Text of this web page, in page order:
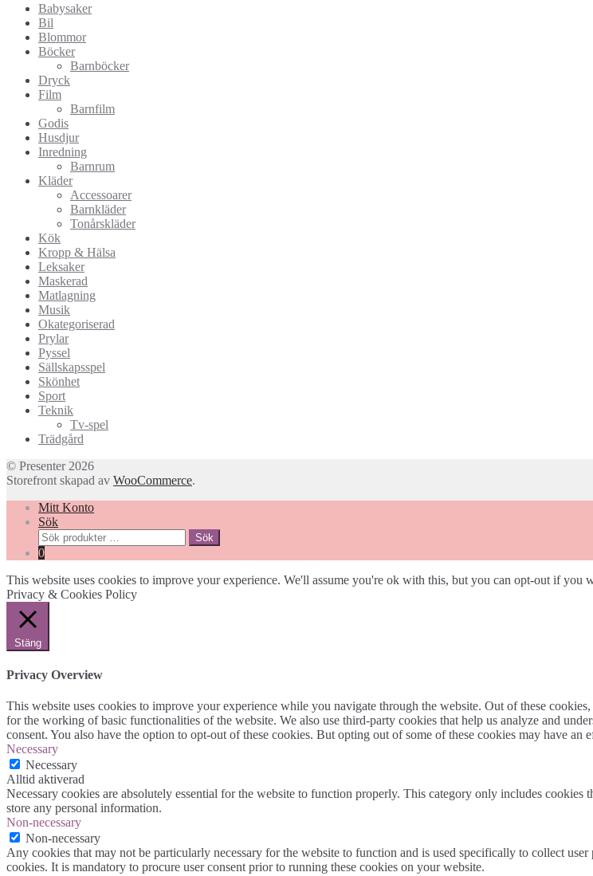
Babysaker
Bil
Blommor
Böcker
Barnböcker
Dryck
Film
Barnfilm
Godis
Husdjur
Inredning
Barnrum
Kläder
Accessoarer
Barnkläder
Tonårskläder
Kök
Kropp & Hälsa
Leksaker
Maskerad
Matlagning
Musik
Okategoriserad
Prylar
Pyssel
Sällskapsspel
Skönhet
Sport
Teknik
Tv-spel
Trädgård
© Presenter 2026
Storefront skapad av WooCommerce.
Mitt Konto
Sök
Sök
efter:
Sök
0
This website uses cookies to improve your experience. We'll assume you're ok with this, but you can opt-out if you
Privacy & Cookies Policy
Stäng
Privacy Overview
This website uses cookies to improve your experience while you navigate through the website. Out of these
for the working of basic functionalities of the website. We also use third-party cookies that help us analyze and
consent. You also have the option to opt-out of these cookies. But opting out of some of these cookies may have an
Necessary
Necessary
Alltid aktiverad
Necessary cookies are absolutely essential for the website to function properly. This category only includes
store any personal information.
Non-necessary
Non-necessary
Any cookies that may not be particularly necessary for the website to function and is used specifically to collect
cookies. It is mandatory to procure user consent prior to running these cookies on your website.